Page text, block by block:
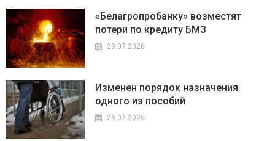
«Белагропробанку» возместят
потери по кредиту БМЗ
29.07.2026
Изменен порядок назначения
одного из пособий
29.07.2026